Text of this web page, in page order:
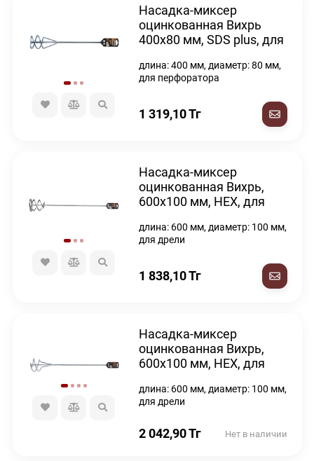
Насадка-миксер
оцинкованная Вихрь
400х80 мм, SDS plus, для
длина: 400 мм, диаметр: 80 мм,
для перфоратора
1 319,10Тг
Насадка-миксер
оцинкованная Вихрь,
600х100 мм, НЕХ, для
длина: 600 мм, диаметр: 100 мм,
для дрели
1 838,10Тг
Насадка-миксер
оцинкованная Вихрь,
600х100 мм, НЕХ, для
длина: 600 мм, диаметр: 100 мм,
для дрели
2 042,90Тг Нет в наличии